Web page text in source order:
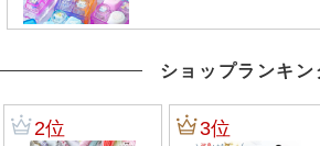
ショップランキン